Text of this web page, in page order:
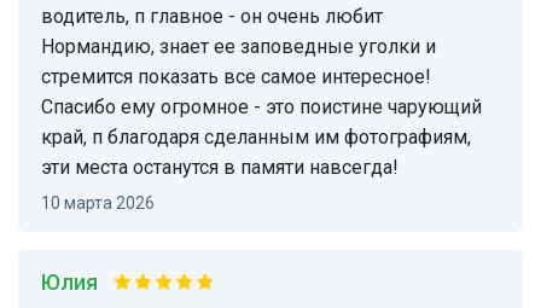
водитель, п главное - он очень любит
Нормандию, знает ее заповедные уголки и
стремится показать все самое интересное!
Спасибо ему огромное - это поистине чарующий
край, п благодаря сделанным им фотографиям,
эти места останутся в памяти навсегда!
10 марта 2026
Юлия